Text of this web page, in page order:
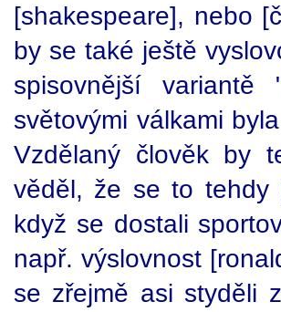
[shakespeare], nebo
by se také ještě
spisovnější
světovými válkami
Vzdělaný člověk by
věděl, že se to tehdy
když se dostali
např. výslovnost
se zřejmě asi styděli